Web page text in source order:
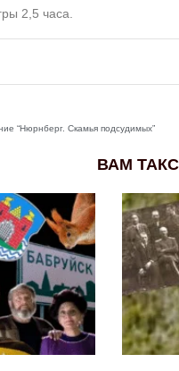
2,5 часа.
“Нюрнберг. Скамья подсудимых”
ВАМ